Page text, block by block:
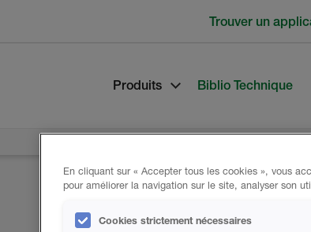
Produits Biblio Technique
Trouver un
En cliquant sur « Accepter tous les cookies », vous
pour améliorer la navigation sur le site, analyser son
Cookies strictement nécessaires